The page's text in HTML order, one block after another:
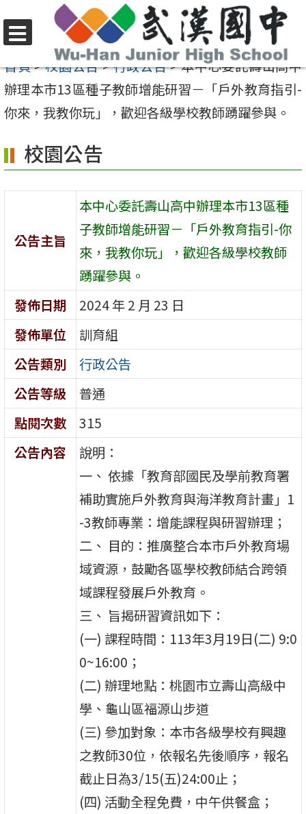
至
要
內
區
選
單
首頁>校園公告>行政公告>本中心委託壽山高中
辦理本市13區種子教師增能研習－「戶外教育指引-
你來，我教你玩」，歡迎各級學校教師踴躍參與。
校園公告
公告主旨
本中心委託壽山高中辦理本市13區種
子教師增能研習－「戶外教育指引-你
來，我教你玩」，歡迎各級學校教師
踴躍參與。
發佈日期
2024 年 2 月 23 日
發佈單位
訓育組
公告類別
行政公告
公告等級
普通
點閱次數
315
公告內容
說明：
一、 依據「教育部國民及學前教育署
補助實施戶外教育與海洋教育計畫」1
-3教師專業：增能課程與研習辦理；
二、 目的：推廣整合本市戶外教育場
域資源，鼓勵各區學校教師結合跨領
域課程發展戶外教育。
三、 旨揭研習資訊如下：
(一) 課程時間：113年3月19日(二) 9:0
0~16:00；
(二) 辦理地點：桃園市立壽山高級中
學、龜山區福源山步道
(三) 參加對象：本市各級學校有興趣
之教師30位，依報名先後順序，報名
截止日為3/15(五)24:00止；
(四) 活動全程免費，中午供餐盒；